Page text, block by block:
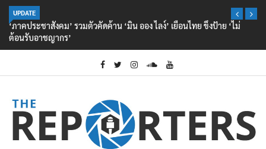
UPDATE
‘ภาคประชาสังคม’ รวมตัวคัดค้าน ‘มิน ออง ไลง์’ เยือนไทย ขึงป้าย ‘ไม่
ต้อนรับอาชญากร’